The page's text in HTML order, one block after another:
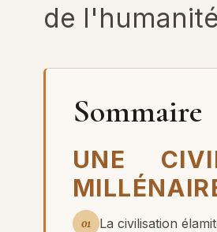
de
Sommaire
UNE
01 La civilisation